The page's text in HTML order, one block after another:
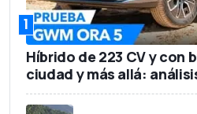
1
Híbrido de 223 CV y con
ciudad y más allá: